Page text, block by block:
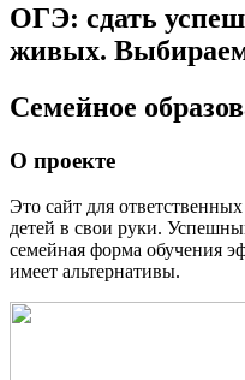
ОГЭ: сдать
живых.
Семейное
О проекте
Это сайт для
детей в свои руки.
семейная форма обучения
имеет альтернативы.